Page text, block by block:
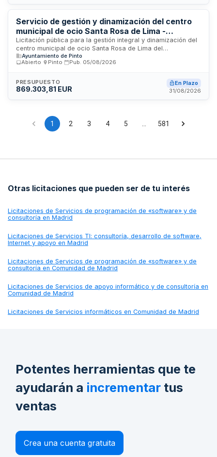
contrato de servicios asciende a cantidad significativa,
reflejando la envergadura y continuidad del servicio
requerido para el funcionamiento diario de la infraestructura
penitenciaria.
Servicio de gestión y dinamización del centro
municipal de ocio Santa Rosa de Lima -
Ayuntamiento de Pinto
Licitación pública para la gestión integral y dinamización del
centro municipal de ocio Santa Rosa de Lima del
Ayuntamiento de Pinto en Madrid. El contrato incluye la
prestación de servicios de programación, organización y
animación sociocultural dirigidas a los usuarios del centro. El
organismo contratante es la Junta de Gobierno del
recreativos y de ocupación del tiempo libre para los vecinos
municipales mediante una gestión eficaz y profesional del
equipamiento público.
Ayuntamiento de Pinto
Abierto
Pinto Pub. 05/08/2026
PRESUPUESTO
869.303,81 EUR
En Plazo
31/08/2026
1 2 3 4 5 581
Otras licitaciones que pueden ser de tu interés
Licitaciones de Servicios de programación de «software» y de
consultoría en Madrid
Licitaciones de Servicios TI: consultoría, desarrollo de software,
Internet y apoyo en Madrid
Licitaciones de Servicios de programación de «software» y de
consultoría en Comunidad de Madrid
Licitaciones de Servicios de apoyo informático y de consultoría en
Comunidad de Madrid
Licitaciones de Servicios informáticos en Comunidad de Madrid
Potentes herramientas que te
ayudarán a incrementar tus
ventas
Crea una cuenta gratuita